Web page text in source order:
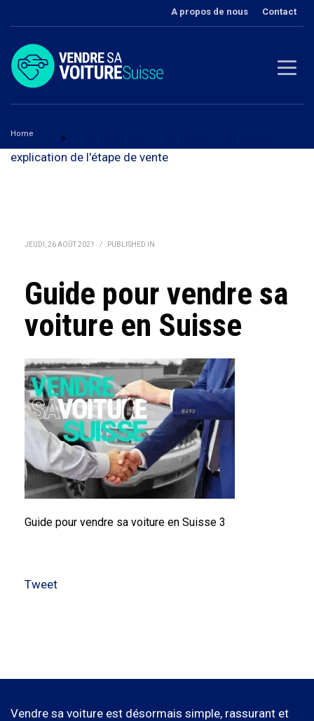
A propos de nous Contact
Home »
explication de l'étape de vente
JEUDI, 26 AOÛT 2021 / PUBLISHED IN
Guide pour vendre sa
voiture en Suisse
Guide pour vendre sa voiture en Suisse 3
Tweet
Vendre sa voiture est désormais simple, rassurant et